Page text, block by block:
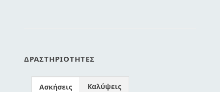
ΔΡΑΣΤΗΡΙΌΤΗΤΕΣ
Ασκήσεις Καλύψεις